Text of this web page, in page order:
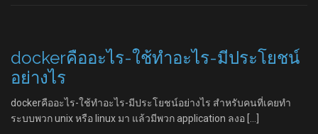
dockerคืออะไร-ใช้ทำอะไร-มีประโยชน์
อย่างไร
dockerคืออะไร-ใช้ทำอะไร-มีประโยชน์อย่างไร สำหรับคนที่เคยทำ
ระบบพวก unix หรือ linux มา แล้วมีพวก application ลงอ […]